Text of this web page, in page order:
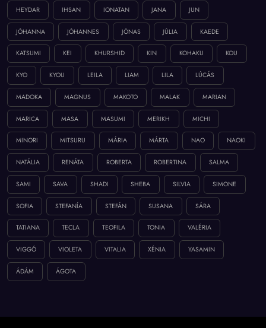
HEYDAR IHSAN IONATAN JANA JUN
JÓHANNA JÓHANNES JÓNAS JÚLIA KAEDE
KATSUMI KEI KHURSHID KIN KOHAKU KOU
KYO KYOU LEILA LIAM LILA LÚCÁS
MADOKA MAGNUS MAKOTO MALAK MARIAN
MARICA MASA MASUMI MERIKH MICHI
MINORI MITSURU MÁRIA MÁRTA NAO NAOKI
NATÁLIA RENÁTA ROBERTA ROBERTINA SALMA
SAMI SAVA SHADI SHEBA SILVIA SIMONE
SOFIA STEFANÍA STEFÁN SUSANA SÁRA
TATIANA TECLA TEOFILA TONIA VALÉRIA
VIGGÓ VIOLETA VITALIA XÉNIA YASAMIN
ÁDÁM ÁGOTA